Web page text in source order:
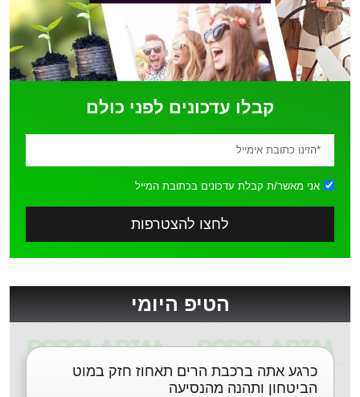
קבלו עדכונים לפני כולם
אני מאשר/ת קבלת עדכונים בכתובת המייל
לחצו להצטרפות
הטיפ היומי
כרגע אתה ברכבת הרים תאחוז חזק במוט
הביטחון ותהנה מהנסיעה